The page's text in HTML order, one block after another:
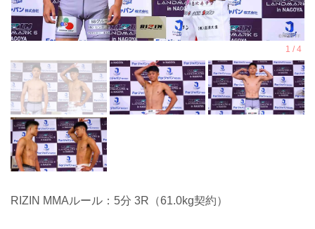
RIZIN MMAルール：5分 3R（61.0kg契約）